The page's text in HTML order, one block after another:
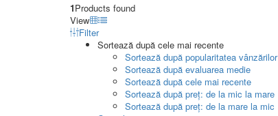
1Products found
View
Filter
Sortează după cele mai recente
Sortează după popularitatea vânzărilor
Sortează după evaluarea medie
Sortează după cele mai recente
Sortează după preț: de la mic la mare
Sortează după preț: de la mare la mic